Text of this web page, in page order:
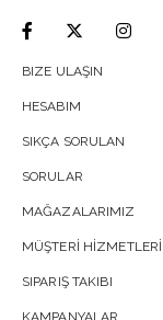
BIZE ULAŞIN
HESABIM
SIKÇA SORULAN
SORULAR
MAĞAZALARIMIZ
MÜŞTERİ HİZMETLERİ
SIPARIŞ TAKIBI